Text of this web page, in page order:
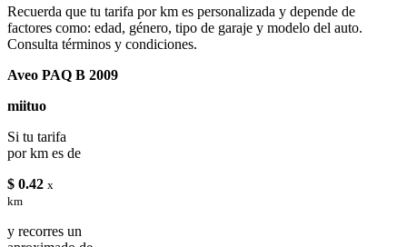
Recuerda que tu tarifa por km es personalizada y depende de
factores como: edad, género, tipo de garaje y modelo del auto.
Consulta términos y condiciones.
Aveo PAQ B 2009
miituo
Si tu tarifa
por km es de
$ 0.42 x
km
y recorres un